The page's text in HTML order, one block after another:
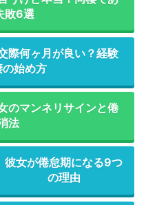
敗6選
際何ヶ月が良い？経験
始め方
のマンネリサインと倦
法
彼女が倦怠期になる9つ
の理由